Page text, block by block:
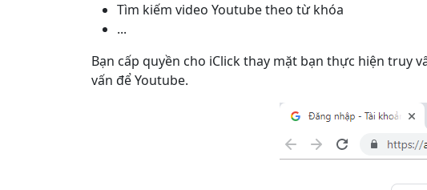
Tìm kiếm video Youtube theo từ khóa
...
Bạn cấp quyền cho iClick thay mặt bạn thực hiện truy
vấn để Youtube.